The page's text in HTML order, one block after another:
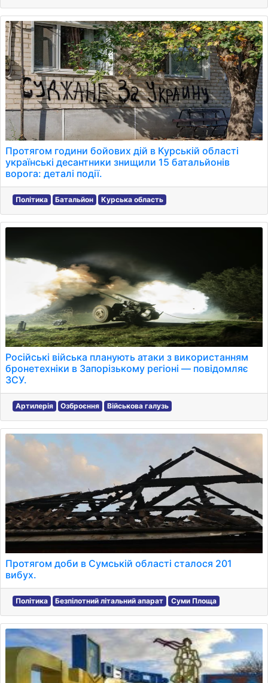
Протягом години бойових дій в Курській області
українські десантники знищили 15 батальйонів
ворога: деталі події.
Політика Батальйон Курська область
Російські війська планують атаки з використанням
бронетехніки в Запорізькому регіоні — повідомляє
ЗСУ.
Артилерія Озброєння Військова галузь
Протягом доби в Сумській області сталося 201
вибух.
Політика Безпілотний літальний апарат Суми Площа